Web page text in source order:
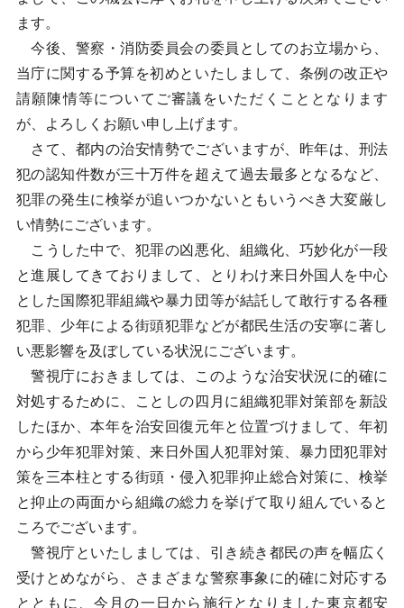
ます。
今後、警察・消防委員会の委員としてのお立場から、
当庁に関する予算を初めといたしまして、条例の改正や
請願陳情等についてご審議をいただくこととなります
が、よろしくお願い申し上げます。
さて、都内の治安情勢でございますが、昨年は、刑法
犯の認知件数が三十万件を超えて過去最多となるなど、
犯罪の発生に検挙が追いつかないともいうべき大変厳し
い情勢にございます。
こうした中で、犯罪の凶悪化、組織化、巧妙化が一段
と進展してきておりまして、とりわけ来日外国人を中心
とした国際犯罪組織や暴力団等が結託して敢行する各種
犯罪、少年による街頭犯罪などが都民生活の安寧に著し
い悪影響を及ぼしている状況にございます。
警視庁におきましては、このような治安状況に的確に
対処するために、ことしの四月に組織犯罪対策部を新設
したほか、本年を治安回復元年と位置づけまして、年初
から少年犯罪対策、来日外国人犯罪対策、暴力団犯罪対
策を三本柱とする街頭・侵入犯罪抑止総合対策に、検挙
と抑止の両面から組織の総力を挙げて取り組んでいると
ころでございます。
警視庁といたしましては、引き続き都民の声を幅広く
受けとめながら、さまざまな警察事象に的確に対応する
とともに、今月の一日から施行となりました東京都安